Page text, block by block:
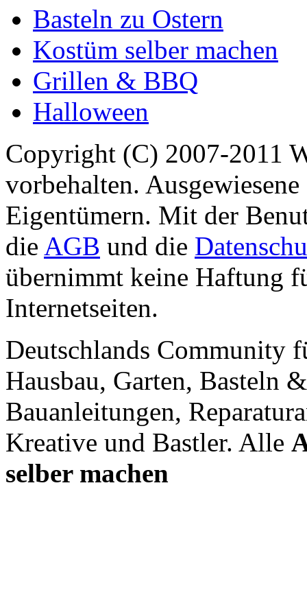
Basteln zu Ostern
Kostüm selber machen
Grillen & BBQ
Halloween
Copyright (C) 2007-2011
vorbehalten.
Eigentümern. Mit der
die AGB und die
übernimmt keine Haftung
Internetseiten.
Deutschlands Community
Hausbau, Garten, Basteln
Bauanleitungen,
Kreative und Bastler. Alle
selber machen